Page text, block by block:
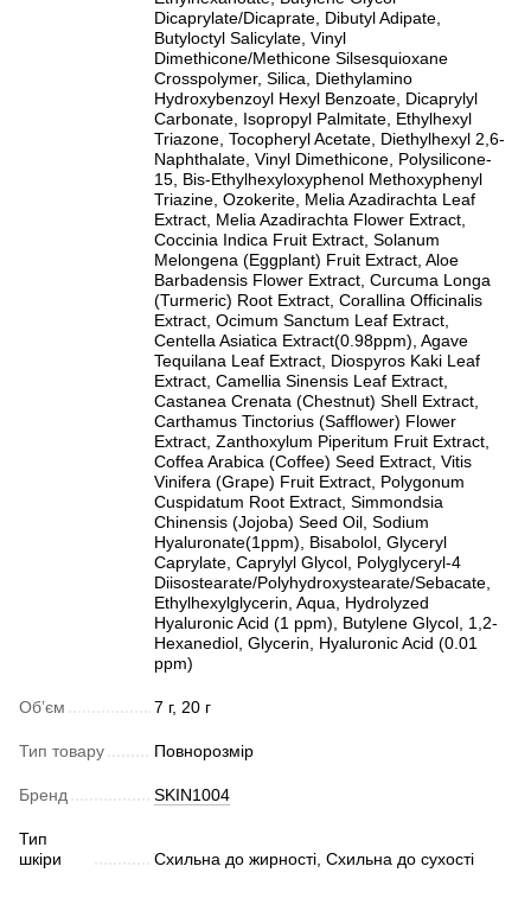
Dicaprylate/Dicaprate, Dibutyl Adipate,
Butyloctyl Salicylate, Vinyl
Dimethicone/Methicone Silsesquioxane
Crosspolymer, Silica, Diethylamino
Hydroxybenzoyl Hexyl Benzoate, Dicaprylyl
Carbonate, Isopropyl Palmitate, Ethylhexyl
Triazone, Tocopheryl Acetate, Diethylhexyl 2,6-
Naphthalate, Vinyl Dimethicone, Polysilicone-
15, Bis-Ethylhexyloxyphenol Methoxyphenyl
Triazine, Ozokerite, Melia Azadirachta Leaf
Extract, Melia Azadirachta Flower Extract,
Coccinia Indica Fruit Extract, Solanum
Melongena (Eggplant) Fruit Extract, Aloe
Barbadensis Flower Extract, Curcuma Longa
(Turmeric) Root Extract, Corallina Officinalis
Extract, Ocimum Sanctum Leaf Extract,
Centella Asiatica Extract(0.98ppm), Agave
Tequilana Leaf Extract, Diospyros Kaki Leaf
Extract, Camellia Sinensis Leaf Extract,
Castanea Crenata (Chestnut) Shell Extract,
Carthamus Tinctorius (Safflower) Flower
Extract, Zanthoxylum Piperitum Fruit Extract,
Coffea Arabica (Coffee) Seed Extract, Vitis
Vinifera (Grape) Fruit Extract, Polygonum
Cuspidatum Root Extract, Simmondsia
Chinensis (Jojoba) Seed Oil, Sodium
Hyaluronate(1ppm), Bisabolol, Glyceryl
Caprylate, Caprylyl Glycol, Polyglyceryl-4
Diisostearate/Polyhydroxystearate/Sebacate,
Ethylhexylglycerin, Aqua, Hydrolyzed
Hyaluronic Acid (1 ppm), Butylene Glycol, 1,2-
Hexanediol, Glycerin, Hyaluronic Acid (0.01
ppm)
Обʼєм 7 г, 20 г
Тип товару Повнорозмір
Бренд SKIN1004
Тип
шкіри
Схильна до жирності, Схильна до сухості